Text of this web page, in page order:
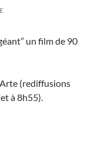
un film de 90
(rediffusions
à 8h55).